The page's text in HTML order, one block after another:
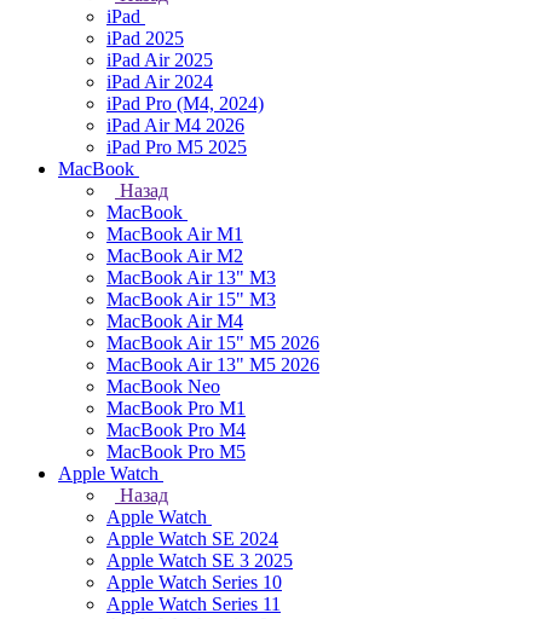
iPad
iPad 2025
iPad Air 2025
iPad Air 2024
iPad Pro (M4, 2024)
iPad Air M4 2026
iPad Pro M5 2025
MacBook
Назад
MacBook
MacBook Air M1
MacBook Air M2
MacBook Air 13" M3
MacBook Air 15" M3
MacBook Air M4
MacBook Air 15" М5 2026
MacBook Air 13" М5 2026
MacBook Neo
MacBook Pro M1
MacBook Pro M4
MacBook Pro M5
Apple Watch
Назад
Apple Watch
Apple Watch SE 2024
Apple Watch SE 3 2025
Apple Watch Series 10
Apple Watch Series 11